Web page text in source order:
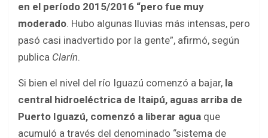
en el período 2015/2016 “pero fue muy
moderado. Hubo algunas lluvias más intensas, pero
pasó casi inadvertido por la gente”, afirmó, según
publica Clarín.
Si bien el nivel del río Iguazú comenzó a bajar, la
central hidroeléctrica de Itaipú, aguas arriba de
Puerto Iguazú, comenzó a liberar agua que
acumuló a través del denominado “sistema de